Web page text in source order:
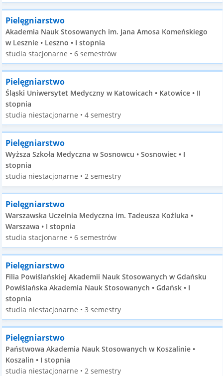
Pielęgniarstwo
Akademia Nauk Stosowanych im. Jana Amosa Komeńskiego
w Lesznie • Leszno • I stopnia
studia stacjonarne • 6 semestrów
Pielęgniarstwo
Śląski Uniwersytet Medyczny w Katowicach • Katowice • II
stopnia
studia niestacjonarne • 4 semestry
Pielęgniarstwo
Wyższa Szkoła Medyczna w Sosnowcu • Sosnowiec • I
stopnia
studia niestacjonarne • 2 semestry
Pielęgniarstwo
Warszawska Uczelnia Medyczna im. Tadeusza Koźluka •
Warszawa • I stopnia
studia stacjonarne • 6 semestrów
Pielęgniarstwo
Filia Powiślańskiej Akademii Nauk Stosowanych w Gdańsku
Powiślańska Akademia Nauk Stosowanych • Gdańsk • I
stopnia
studia niestacjonarne • 3 semestry
Pielęgniarstwo
Państwowa Akademia Nauk Stosowanych w Koszalinie •
Koszalin • I stopnia
studia niestacjonarne • 2 semestry